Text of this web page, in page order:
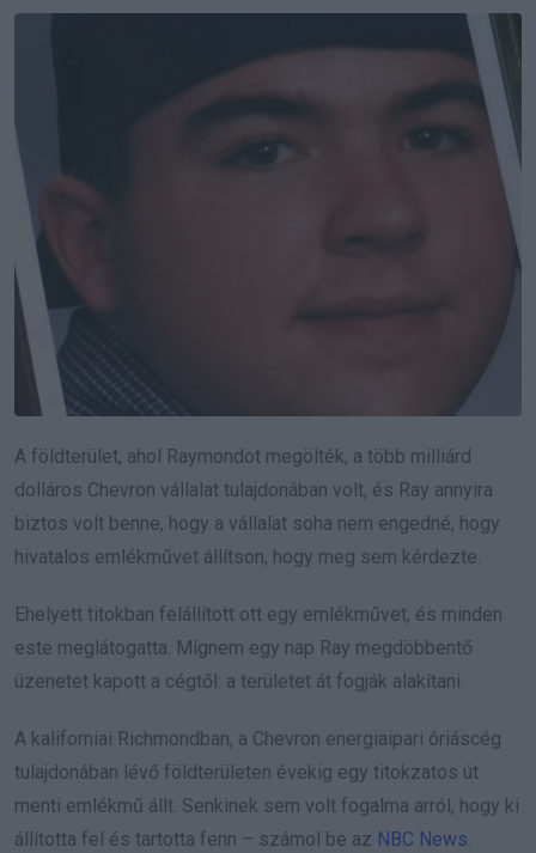
A földterület, ahol Raymondot megölték, a több milliárd
dolláros Chevron vállalat tulajdonában volt, és Ray annyira
biztos volt benne, hogy a vállalat soha nem engedné, hogy
hivatalos emlékművet állítson, hogy meg sem kérdezte.
Ehelyett titokban felállított ott egy emlékművet, és minden
este meglátogatta. Mígnem egy nap Ray megdöbbentő
üzenetet kapott a cégtől: a területet át fogják alakítani.
A kaliforniai Richmondban, a Chevron energiaipari óriáscég
tulajdonában lévő földterületen évekig egy titokzatos út
menti emlékmű állt. Senkinek sem volt fogalma arról, hogy ki
állította fel és tartotta fenn – számol be az NBC News.